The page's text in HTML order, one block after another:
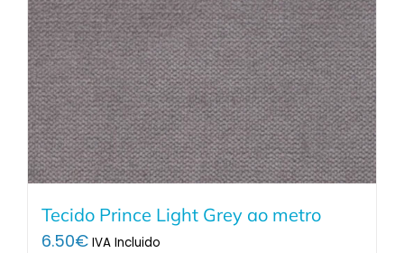
Tecido Prince Light Grey ao metro
6.50€ IVA Incluido